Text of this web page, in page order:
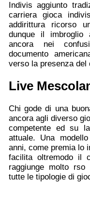
Indivis aggiunto
carriera gioca
addirittura ricorso
dunque il imbroglio
ancora nei
documento
verso la presenza del
Live
Chi gode di una
ancora agli diverso
competente ed su
attuale. Una
anni, come premia lo
facilita oltremodo il
raggiunge molto
tutte le tipologie di